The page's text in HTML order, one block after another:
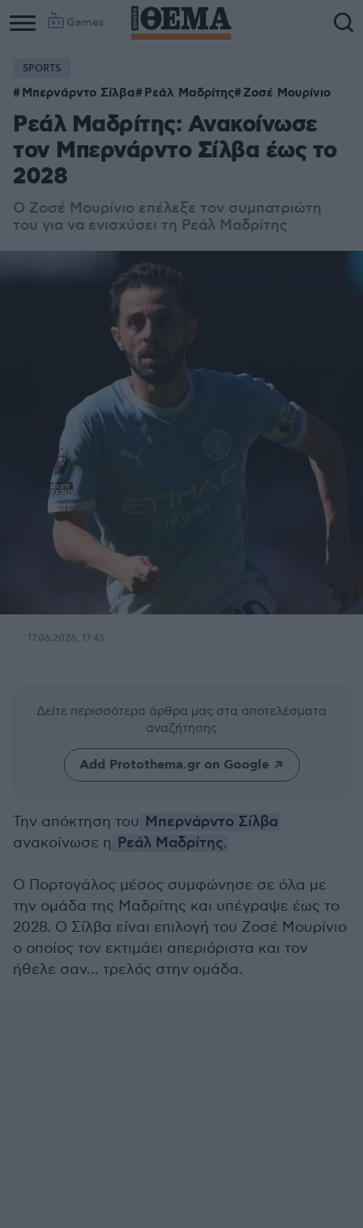
Games
SPORTS
Μπερνάρντο Σίλβα Ρεάλ Μαδρίτης Ζοσέ Μουρίνιο
Ρεάλ Μαδρίτης: Ανακοίνωσε
τον Μπερνάρντο Σίλβα έως το
2028
Ο Ζοσέ Μουρίνιο επέλεξε τον συμπατριώτη
του για να ενισχύσει τη Ρεάλ Μαδρίτης
17.06.2026, 17:45
Δείτε περισσότερα άρθρα μας στα αποτελέσματα
αναζήτησης
Add Protothema.gr on Google
Την απόκτηση του Μπερνάρντο Σίλβα
ανακοίνωσε η Ρεάλ Μαδρίτης.
Ο Πορτογάλος μέσος συμφώνησε σε όλα με
την ομάδα της Μαδρίτης και υπέγραψε έως το
2028. Ο Σίλβα είναι επιλογή του Ζοσέ Μουρίνιο
ο οποίος τον εκτιμάει απεριόριστα και τον
ήθελε σαν... τρελός στην ομάδα.